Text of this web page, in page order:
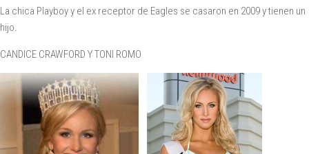
La chica Playboy y el ex receptor de Eagles se casaron en 2009 y tienen un
hijo.
CANDICE CRAWFORD Y TONI ROMO